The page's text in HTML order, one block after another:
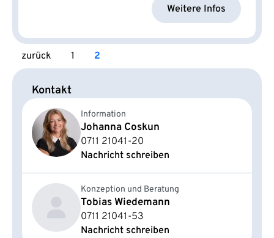
Weitere Infos
zurück 1 2
Kontakt
Information
Johanna Coskun
0711 21041-20
Nachricht schreiben
Konzeption und Beratung
Tobias Wiedemann
0711 21041-53
Nachricht schreiben